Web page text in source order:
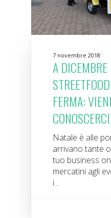
7 novembre 2018
A DICEMBRE
FERMA:
Natale è alle
arrivano tante
tuo business
mercatini agli
i...